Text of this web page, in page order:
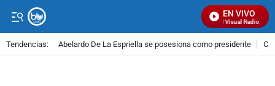
EN VIVO
Señal Visual Radio
Tendencias: Abelardo De La Espriella se posesiona como presidente